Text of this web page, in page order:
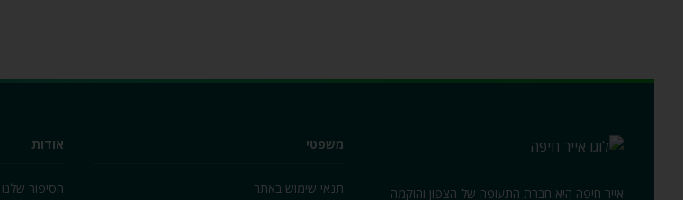
אייר חיפה היא חברת התעופה של הצפון והוקמה
משפטי
תנאי שימוש באתר
אודות
הסיפור שלנו